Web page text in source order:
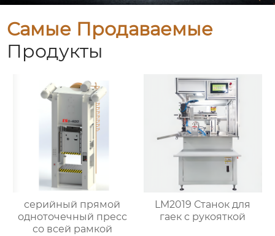
Самые Продаваемые
Продукты
серийный прямой
одноточечный пресс
со всей рамкой
LM2019 Станок для
гаек с рукояткой